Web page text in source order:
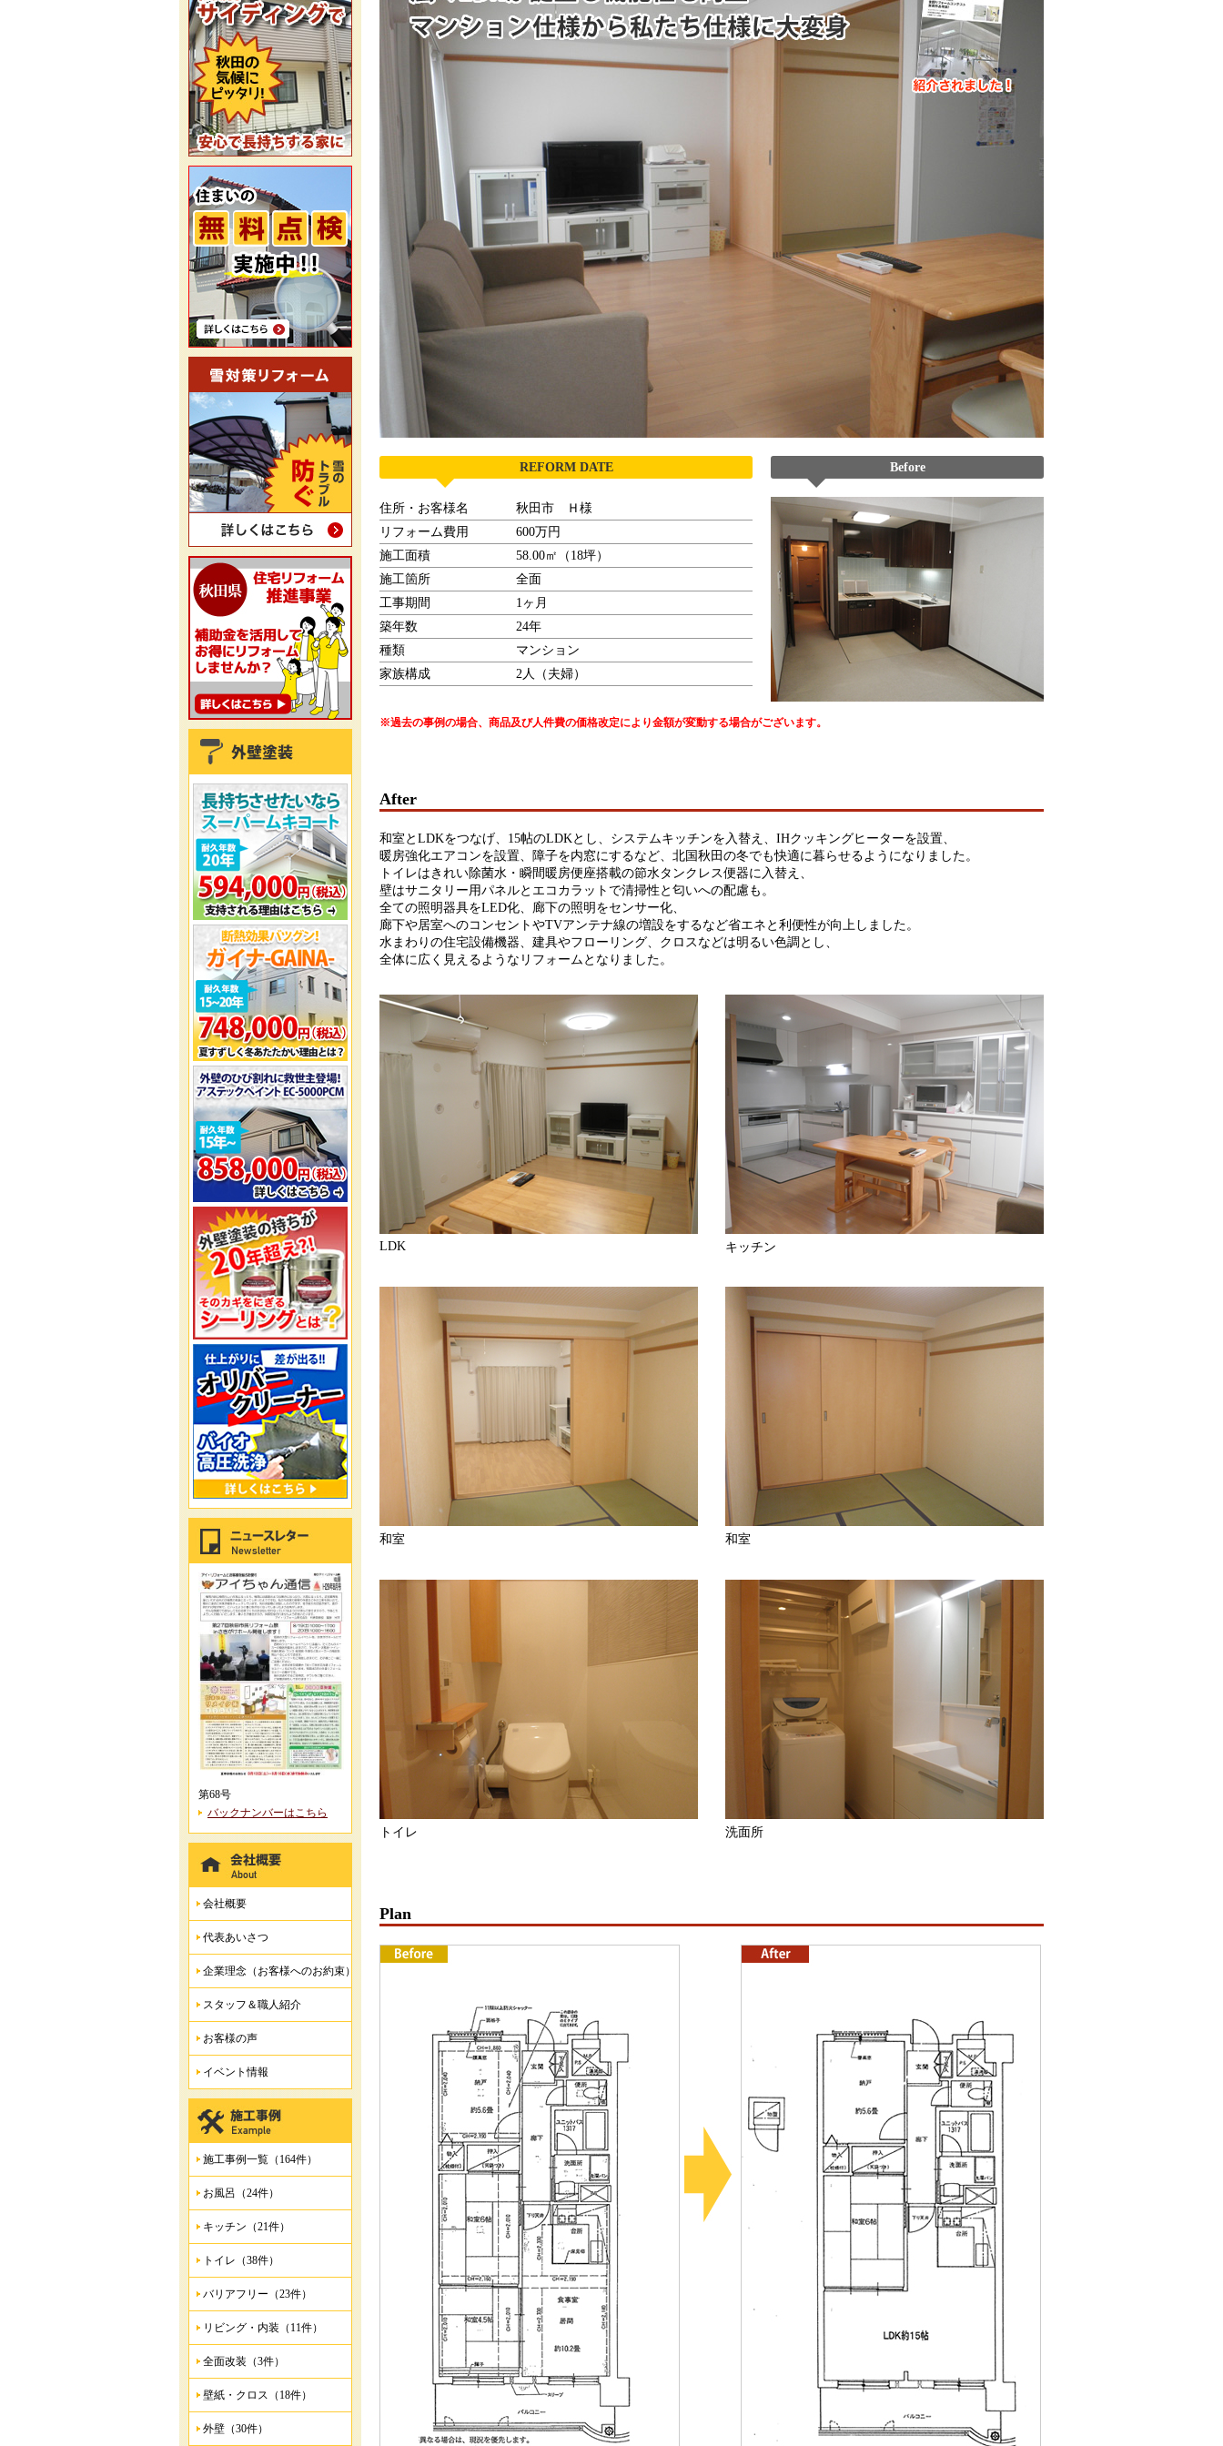
Before
REFORM DATE
住所・お客様名
秋田市 Ｈ様
リフォーム費用
600万円
施工面積
58.00㎡（18坪）
施工箇所
全面
工事期間
1ヶ月
築年数
24年
種類
マンション
家族構成
2人（夫婦）
※過去の事例の場合、商品及び人件費の価格改定により金額が変動する場合がございます。
After
和室とLDKをつなげ、15帖のLDKとし、システムキッチンを入替え、IHクッキングヒーターを設置、
暖房強化エアコンを設置、障子を内窓にするなど、北国秋田の冬でも快適に暮らせるようになりました。
トイレはきれい除菌水・瞬間暖房便座搭載の節水タンクレス便器に入替え、
壁はサニタリー用パネルとエコカラットで清掃性と匂いへの配慮も。
全ての照明器具をLED化、廊下の照明をセンサー化、
廊下や居室へのコンセントやTVアンテナ線の増設をするなど省エネと利便性が向上しました。
水まわりの住宅設備機器、建具やフローリング、クロスなどは明るい色調とし、
全体に広く見えるようなリフォームとなりました。
LDK キッチン
和室 和室
トイレ 洗面所
Plan
第68号
バックナンバーはこちら
会社概要
代表あいさつ
企業理念（お客様へのお約束）
スタッフ＆職人紹介
お客様の声
イベント情報
施工事例一覧（164件）
お風呂（24件）
キッチン（21件）
トイレ（38件）
バリアフリー（23件）
リビング・内装（11件）
全面改装（3件）
壁紙・クロス（18件）
外壁（30件）